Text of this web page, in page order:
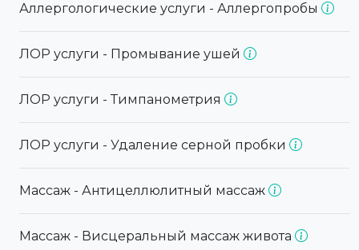
Аллергологические услуги - Аллергопробы
ЛОР услуги - Промывание ушей
ЛОР услуги - Тимпанометрия
ЛОР услуги - Удаление серной пробки
Массаж - Антицеллюлитный массаж
Массаж - Висцеральный массаж живота